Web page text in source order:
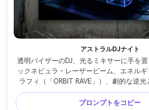
アストラルDJナイト
透明バイザーのDJ、光るミキサーに手を
ックネビュラ・レーザービーム、エネル
ラフィ（「ORBIT RAVE」）、劇的な逆光
Z8、24mmレンズ、鮮烈コントラスト、ボ
ープな被写体、フェスティバルポスタ
プロンプトをコピー